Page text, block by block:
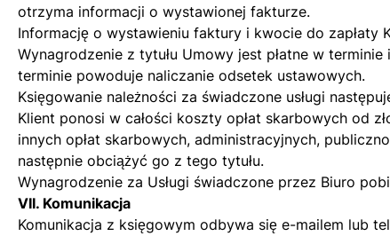
otrzyma informacji o wystawionej fakturze.
Informację o wystawieniu faktury i kwocie do zapłaty
Wynagrodzenie z tytułu Umowy jest płatne w
terminie powoduje naliczanie odsetek ustawowych.
Księgowanie należności za świadczone usługi
Klient ponosi w całości koszty opłat skarbowych od
innych opłat skarbowych, administracyjnych,
następnie obciążyć go z tego tytułu.
Wynagrodzenie za Usługi świadczone przez Biuro
VII. Komunikacja
Komunikacja z księgowym odbywa się e-mailem lub